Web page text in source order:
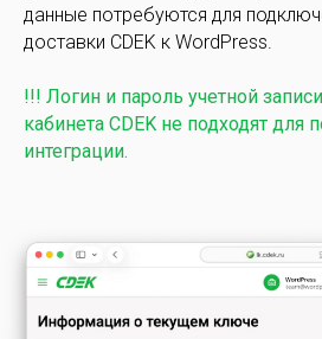
данные потребуются для
доставки CDEK к WordPress.
!!! Логин и пароль учетной
кабинета CDEK не подходят для
интеграции.